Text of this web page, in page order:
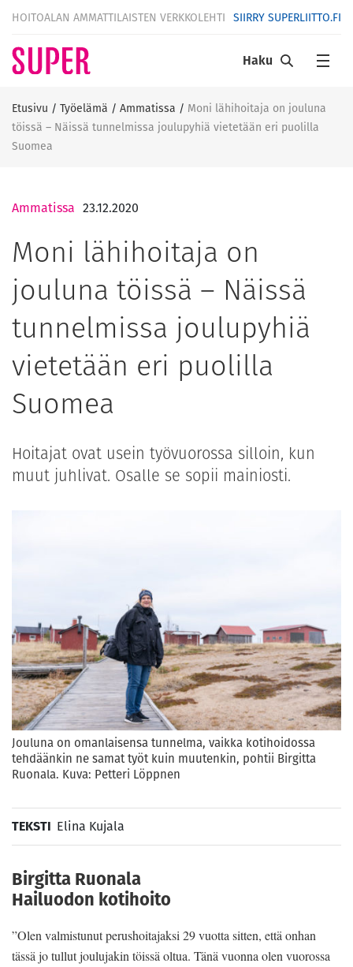
HOITOALAN AMMATTILAISTEN VERKKOLEHTI SIIRRY SUPERLIITTO.FI
Haku
Etusivu / Työelämä / Ammatissa / Moni lähihoitaja on jouluna
töissä – Näissä tunnelmissa joulupyhiä vietetään eri puolilla
Suomea
Ammatissa 23.12.2020
Moni lähihoitaja on
jouluna töissä – Näissä
tunnelmissa joulupyhiä
vietetään eri puolilla
Suomea
Hoitajat ovat usein työvuorossa silloin, kun
muut juhlivat. Osalle se sopii mainiosti.
Jouluna on omanlaisensa tunnelma, vaikka kotihoidossa
tehdäänkin ne samat työt kuin muutenkin, pohtii Birgitta
Ruonala. Kuva: Petteri Löppnen
TEKSTI Elina Kujala
Birgitta Ruonala
Hailuodon kotihoito
”Olen valmistunut perushoitajaksi 29 vuotta sitten, että onhan
tässä jo tullut joulujakin töissä oltua. Tänä vuonna olen vuorossa